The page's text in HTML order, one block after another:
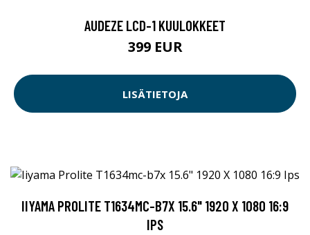
AUDEZE LCD-1 KUULOKKEET
399 EUR
LISÄTIETOJA
IIYAMA PROLITE T1634MC-B7X 15.6" 1920 X 1080 16:9
IPS